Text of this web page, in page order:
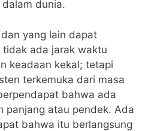
dunia.
yang lain dapat
ada jarak waktu
keadaan kekal; tetapi
terkemuka dari masa
bahwa ada
panjang atau pendek. Ada
bahwa itu berlangsung